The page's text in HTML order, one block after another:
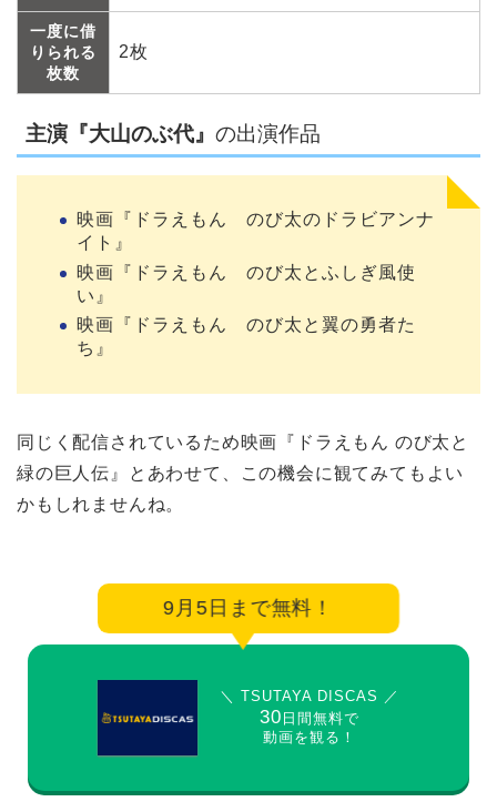
一度に借
りられる
枚数
2枚
主演『大山のぶ代』 の出演作品
映画『ドラえもん のび太のドラビアンナ
イト』
映画『ドラえもん のび太とふしぎ風使
い』
映画『ドラえもん のび太と翼の勇者た
ち』
同じく配信されているため映画『ドラえもん のび太と
緑の巨人伝』とあわせて、この機会に観てみてもよい
かもしれませんね。
9月5日まで無料！
＼ TSUTAYA DISCAS ／
30 日間無料で
動画を観る！